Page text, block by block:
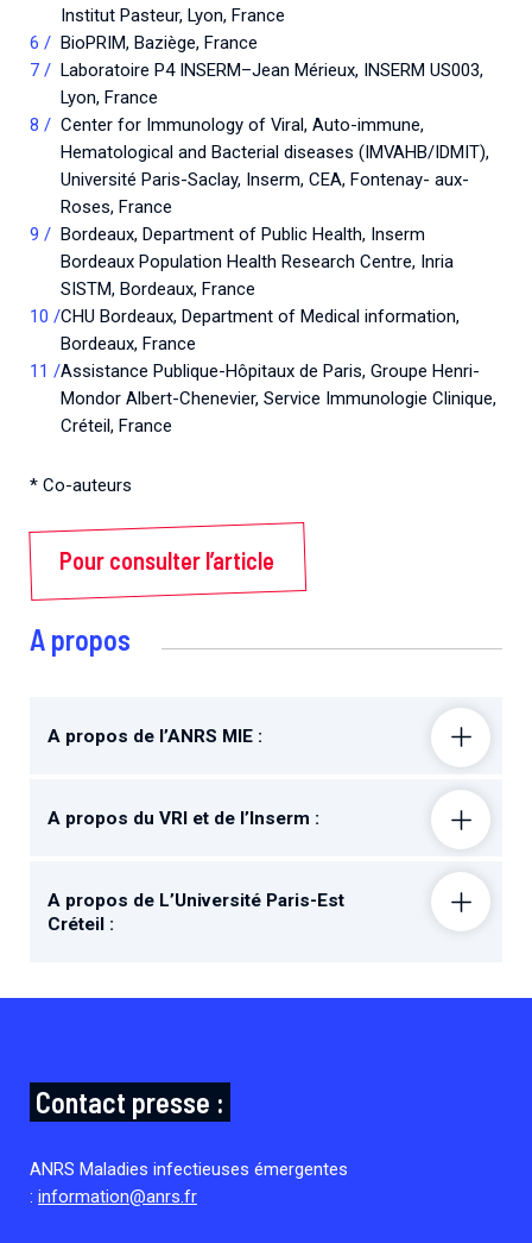
Institut Pasteur, Lyon, France
BioPRIM, Baziège, France
Laboratoire P4 INSERM–Jean Mérieux, INSERM US003,
Lyon, France
Center for Immunology of Viral, Auto-immune,
Hematological and Bacterial diseases (IMVAHB/IDMIT),
Université Paris-Saclay, Inserm, CEA, Fontenay- aux-
Roses, France
Bordeaux, Department of Public Health, Inserm
Bordeaux Population Health Research Centre, Inria
SISTM, Bordeaux, France
CHU Bordeaux, Department of Medical information,
Bordeaux, France
Assistance Publique-Hôpitaux de Paris, Groupe Henri-
Mondor Albert-Chenevier, Service Immunologie Clinique,
Créteil, France
* Co-auteurs
Pour consulter l’article
A propos
A propos de l’ANRS MIE :
A propos du VRI et de l’Inserm :
A propos de L’Université Paris-Est
Créteil :
Contact presse :
ANRS Maladies infectieuses émergentes
: information@anrs.fr